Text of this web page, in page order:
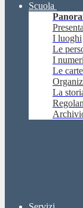
Scuola
I luoghi
Le
I
Le
La